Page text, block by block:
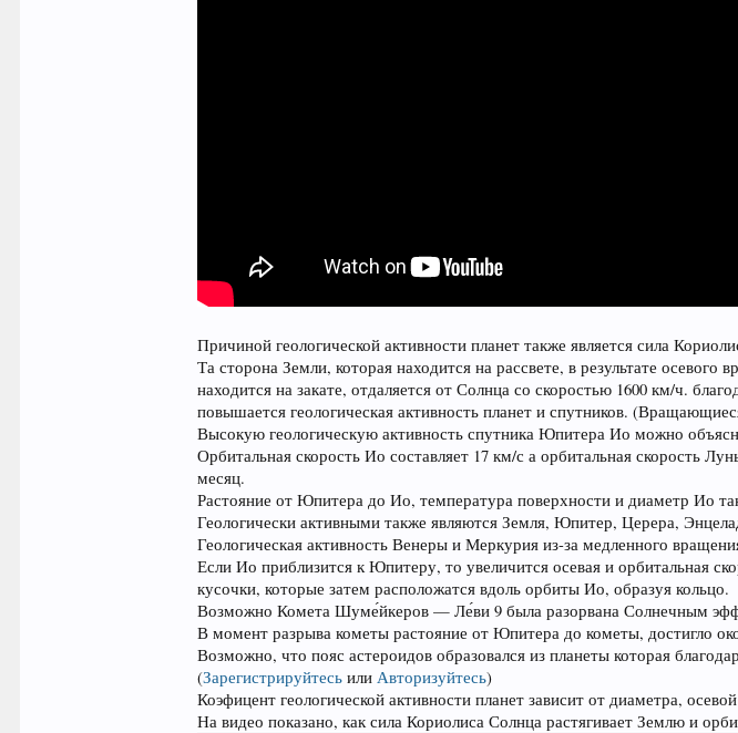
Причиной геологической активности планет также является сила
Та сторона Земли, которая находится на рассвете, в результате
находится на закате, отдаляется от Солнца со скоростью 1600 км/ч.
повышается геологическая активность планет и спутников.
Высокую геологическую активность спутника Юпитера Ио можно
Орбитальная скорость Ио составляет 17 км/с а орбитальная скорость
месяц.
Растояние от Юпитера до Ио, температура поверхности и диаметр Ио
Геологически активными также являются Земля, Юпитер, Церера,
Геологическая активность Венеры и Меркурия из-за медленного
Если Ио приблизится к Юпитеру, то увеличится осевая и орбитальная
кусочки, которые затем расположатся вдоль орбиты Ио, образуя кольцо.
Возможно Комета Шуме́йкеров — Ле́ви 9 была разорвана Солнечным
В момент разрыва кометы растояние от Юпитера до кометы, достигло
Возможно, что пояс астероидов образовался из планеты которая
(Зарегистрируйтесь илиАвторизуйтесь)
Коэфицент геологической активности планет зависит от диаметра,
На видео показано, как сила Кориолиса Солнца растягивает Землю и